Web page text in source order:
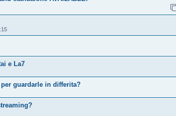
e La7
guardarle in differita?